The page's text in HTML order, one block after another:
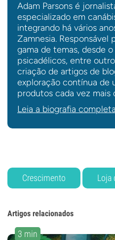
Adam Parsons é
especializado em
integrando há vários
Zamnesia. Responsável
gama de temas, desde o
psicadélicos, entre
criação de artigos de
exploração contínua de
produtos cada vez mais
Leia a biografia completa
Crescimento Loja
Artigos relacionados
3 min